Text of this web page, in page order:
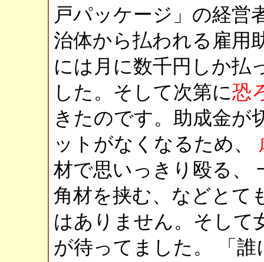
戸パッケージ」の経営
治体から払われる雇用
には月に数千円しか払
した。そして次第に恐
きたのです。助成金が
ットがなくなるため、
材で思いっきり殴る、
角材を挟む、などとて
はありません。そして
が待ってました。 「